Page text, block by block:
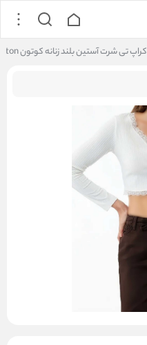
کراپ تی شرت آستین بلند زنانه کوتون Koton کد 6WAL10109IK